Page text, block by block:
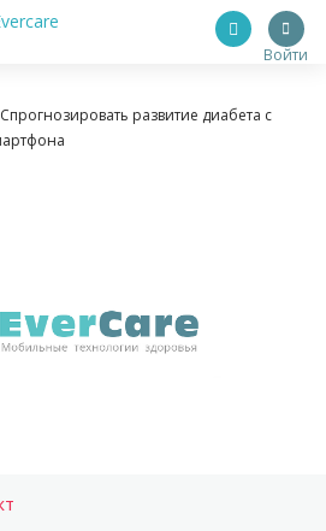
Войти
Спрогнозировать развитие диабета с